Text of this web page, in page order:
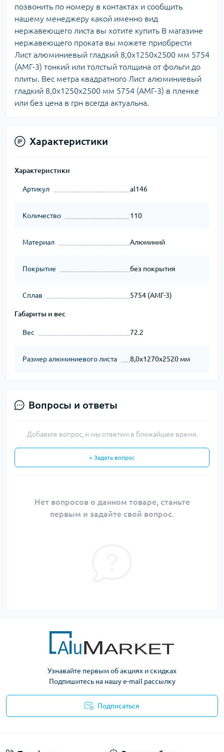
позвонить по номеру в контактах и сообщить
нашему менеджеру какой именно вид
нержавеющего листа вы хотите купить В магазине
нержавеющего проката вы можете приобрести
Лист алюминиевый гладкий 8,0х1250х2500 мм 5754
(АМГ-3) тонкий или толстый толщина от фольги до
плиты. Вес метра квадратного Лист алюминиевый
гладкий 8,0х1250х2500 мм 5754 (АМГ-3) в пленке
или без цена в грн всегда актуальна.
Характеристики
Характеристики
Артикул al146
Количество 110
Материал Алюминий
Покрытие без покрытия
Сплав 5754 (АМГ-3)
Габариты и вес
Вес 72.2
Размер алюминиевого листа 8,0х1270х2520 мм
Вопросы и ответы
Добавьте вопрос, и мы ответим в ближайшее время.
+ Задать вопрос
Нет вопросов о данном товаре, станьте
первым и задайте свой вопрос.
Узнавайте первым об акциях и скидках
Подпишитесь на нашу e-mail рассылку
Подписаться